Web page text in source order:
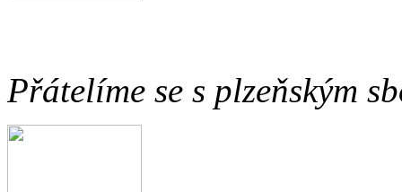
Přátelíme se s plzeňským